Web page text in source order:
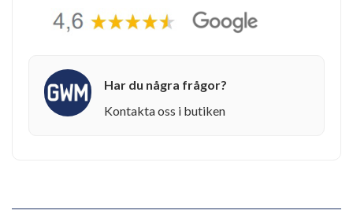
Har du några frågor?
Kontakta oss i butiken